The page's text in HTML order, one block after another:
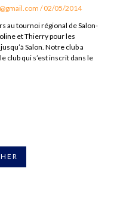
/02/05/2014
au tournoi régional de Salon-
et Thierry pour les
Salon. Notre club a
club qui s’est inscrit dans le